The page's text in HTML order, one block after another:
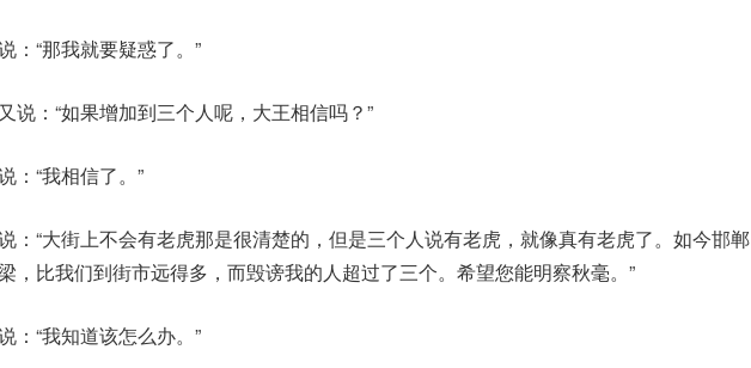
：“那我就要疑惑了。”
说：“如果增加到三个人呢，大王相信吗？”
：“我相信了。”
：“大街上不会有老虎那是很清楚的，但是三个人说有老虎，就像真有老虎了。如今邯郸
，比我们到街市远得多，而毁谤我的人超过了三个。希望您能明察秋毫。”
：“我知道该怎么办。”